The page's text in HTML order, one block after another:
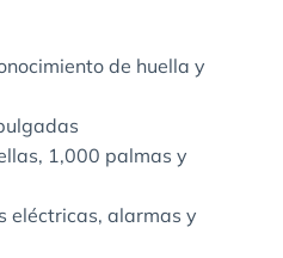
de huella y
1,000 palmas y
eléctricas, alarmas y